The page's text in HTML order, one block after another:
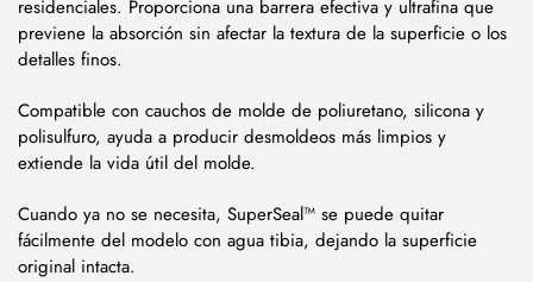
residenciales. Proporciona una barrera efectiva y ultrafina que
previene la absorción sin afectar la textura de la superficie o los
detalles finos.
Compatible con cauchos de molde de poliuretano, silicona y
polisulfuro, ayuda a producir desmoldeos más limpios y
extiende la vida útil del molde.
Cuando ya no se necesita, SuperSeal™ se puede quitar
fácilmente del modelo con agua tibia, dejando la superficie
original intacta.